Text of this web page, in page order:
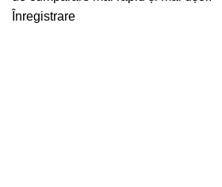
Înregistrare